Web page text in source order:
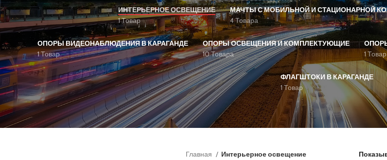
ИНТЕРЬЕРНОЕ ОСВЕЩЕНИЕ
1 Товар
МАЧТЫ С МОБИЛЬНОЙ И СТАЦИОНАРНОЙ
4 Товара
ОПОРЫ ВИДЕОНАБЛЮДЕНИЯ В КАРАГАНДЕ
1 Товар
ОПОРЫ ОСВЕЩЕНИЯ И КОМПЛЕКТУЮЩИЕ
10 Товара
1 Товар
ФЛАГШТОКИ В КАРАГАНДЕ
1 Товар
Главная Интерьерное освещение